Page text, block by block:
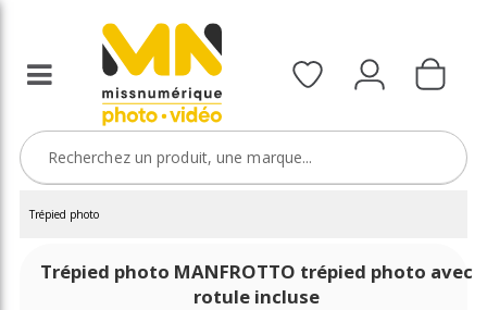
Trépied photo
Trépied photo MANFROTTO trépied photo avec
rotule incluse